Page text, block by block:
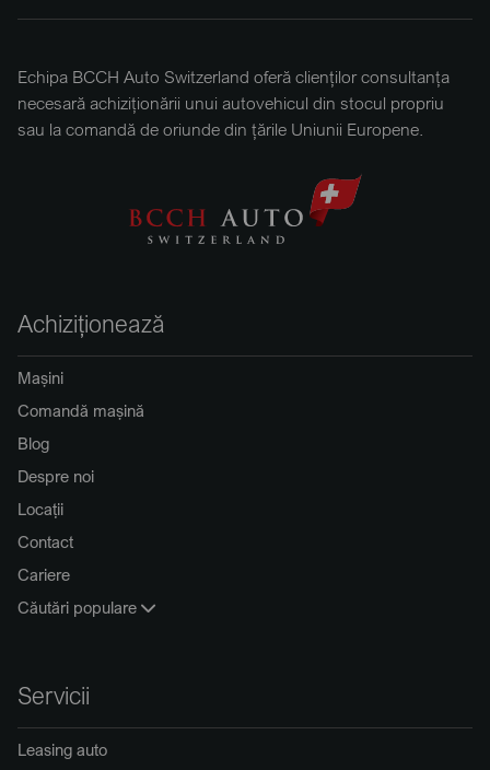
Echipa BCCH Auto Switzerland oferă clienților consultanța
necesară achiziționării unui autovehicul din stocul propriu
sau la comandă de oriunde din țările Uniunii Europene.
Achiziționează
Mașini
Comandă mașină
Blog
Despre noi
Locații
Contact
Cariere
Căutări populare
Servicii
Leasing auto